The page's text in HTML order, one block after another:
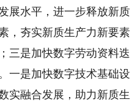
展水平，进一步释放新质
，夯实新质生产力新要素
三是加快数字劳动资料迭
一是加快数字技术基础设
实融合发展，助力新质生